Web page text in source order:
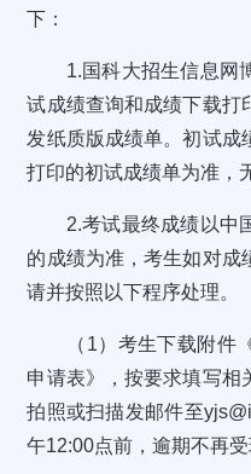
下：
1.国科大招生信息网博
试成绩查询和成绩下载打
发纸质版成绩单。初试成
打印的初试成绩单为准，
2.考试最终成绩以中国
的成绩为准，考生如对成
请并按照以下程序处理。
（1）考生下载附件《
申请表》，按要求填写相
拍照或扫描发邮件至
午12:00点前，逾期不再受